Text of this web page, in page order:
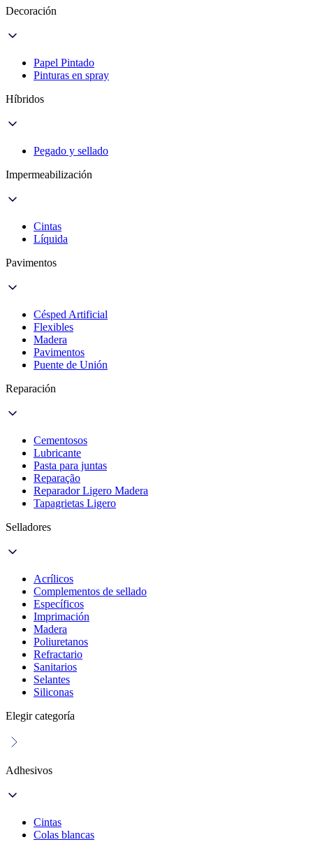
Decoración
Papel Pintado
Pinturas en spray
Híbridos
Pegado y sellado
Impermeabilización
Cintas
Líquida
Pavimentos
Césped Artificial
Flexibles
Madera
Pavimentos
Puente de Unión
Reparación
Cementosos
Lubricante
Pasta para juntas
Reparação
Reparador Ligero Madera
Tapagrietas Ligero
Selladores
Acrílicos
Complementos de sellado
Específicos
Imprimación
Madera
Poliuretanos
Refractario
Sanitarios
Selantes
Siliconas
Elegir categoría
Adhesivos
Cintas
Colas blancas